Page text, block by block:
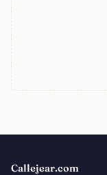
Callejear.com